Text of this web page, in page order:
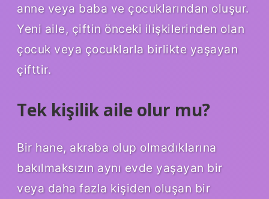
anne veya baba ve çocuklarından oluşur.
Yeni aile, çiftin önceki ilişkilerinden olan
çocuk veya çocuklarla birlikte yaşayan
çifttir.
Tek kişilik aile olur mu?
Bir hane, akraba olup olmadıklarına
bakılmaksızın aynı evde yaşayan bir
veya daha fazla kişiden oluşan bir